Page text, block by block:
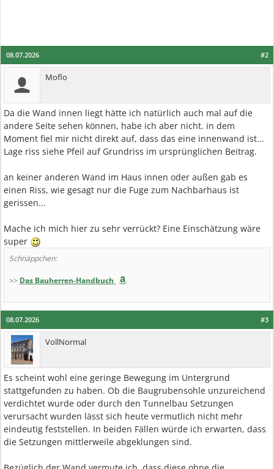
#2
08.07.2026
Moflo
Da die Wand innen liegt hätte ich natürlich auch mal auf die
andere Seite sehen können, habe ich aber nicht. in dem
Moment fiel mir nicht direkt auf, dass das eine innenwand ist...
Lage riss siehe Pfeil auf Grundriss im ursprünglichen Beitrag.
an keiner anderen Wand im Haus innen oder außen gab es
einen Riss, wie gesagt nur die Fuge zum Nachbarhaus ist
gerissen...
Mache ich mich hier zu sehr verrückt? Eine Einschätzung wäre
super
Schnäppchen:
>> Das Bauherren-Handbuch
#3
08.07.2026
VollNormal
Es scheint wohl eine geringe Bewegung im Untergrund
stattgefunden zu haben. Ob die Baugrubensohle unzureichend
verdichtet wurde oder durch den Tunnelbau Setzungen
verursacht wurden lässt sich heute vermutlich nicht mehr
eindeutig feststellen. In beiden Fällen würde ich erwarten, dass
die Setzungen mittlerweile abgeklungen sind.